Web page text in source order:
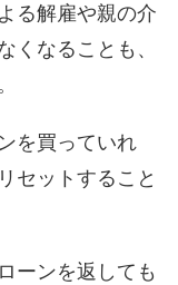
る解雇や親の介
くなることも、
を買っていれ
セットすること
ーンを返しても